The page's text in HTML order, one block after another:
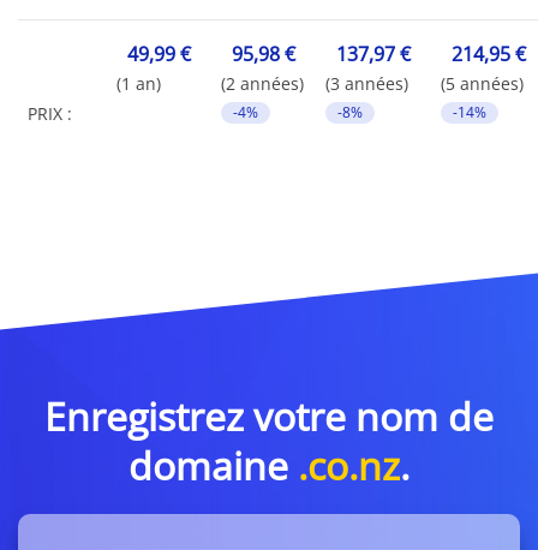
PRIX :
49,99 €
(1 an)
95,98 €
(2 années)
-4%
137,97 €
(3 années)
-8%
214,95 €
(5 années)
-14%
Enregistrez votre nom de
domaine .co.nz.